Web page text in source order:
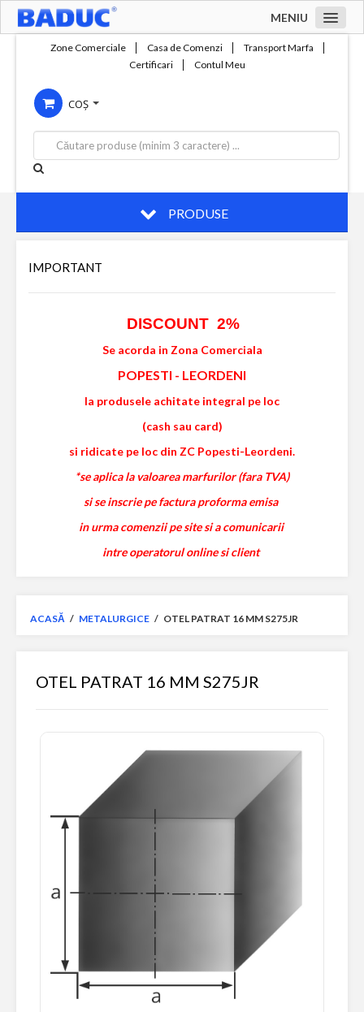
MENIU
Compania
Servicii
Productie
Contact
Zone Comerciale Casa de Comenzi
Transport Marfa
Certificari
Contul Meu
COȘ
PRODUSE
IMPORTANT
DISCOUNT 2%
Se acorda in Zona Comerciala
POPESTI - LEORDENI
la produsele achitate integral pe loc
(cash sau card)
si ridicate pe loc din ZC Popesti-Leordeni.
*se aplica la valoarea marfurilor (fara TVA)
si se inscrie pe factura proforma emisa
in urma comenzii pe site si a comunicarii
intre operatorul online si client
ACASĂ / METALURGICE / OTEL PATRAT 16 MM S275JR
OTEL PATRAT 16 MM S275JR